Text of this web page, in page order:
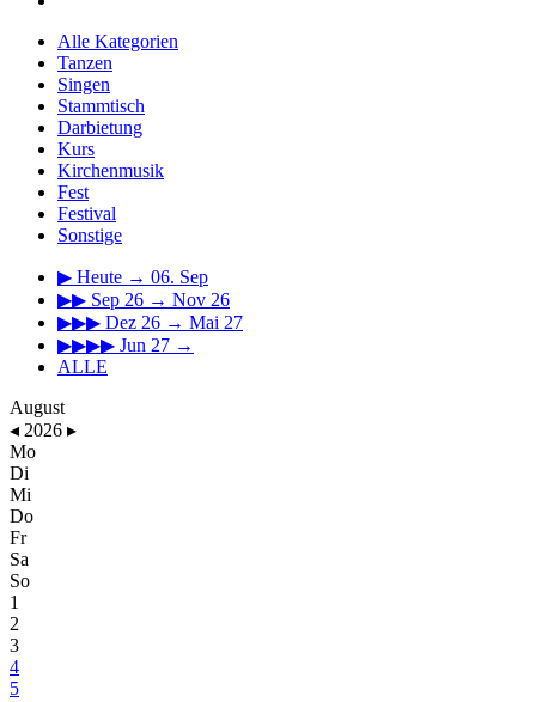
Alle Kategorien
Tanzen
Singen
Stammtisch
Darbietung
Kurs
Kirchenmusik
Fest
Festival
Sonstige
▶ Heute → 06. Sep
▶▶ Sep 26 → Nov 26
▶▶▶ Dez 26 → Mai 27
▶▶▶▶ Jun 27 →
ALLE
August
◂ 2026 ▸
Mo
Di
Mi
Do
Fr
Sa
So
1
2
3
4
5